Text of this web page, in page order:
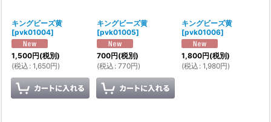
キングビーズ黄
[pvk01004]
1,500円(税別)
(税込 : 1,650円)
キングビーズ黄
[pvk01005]
700円(税別)
(税込 : 770円)
キングビーズ黄
[pvk01006]
1,800円(税別)
(税込 : 1,980円)